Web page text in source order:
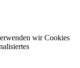
wir Cookies